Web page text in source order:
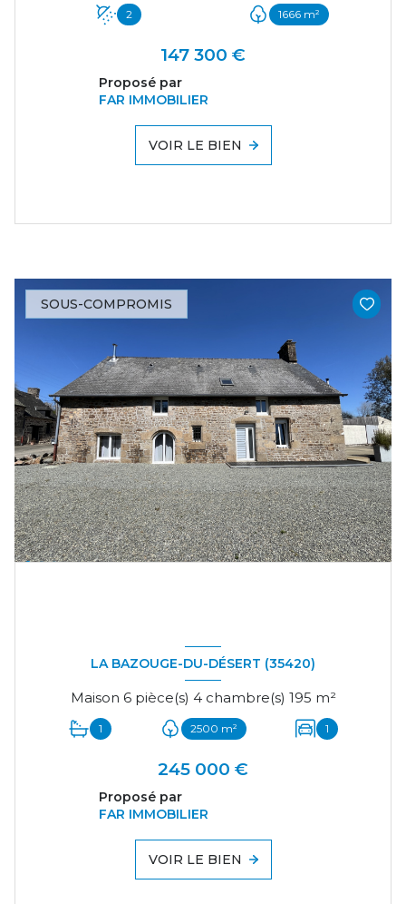
2 1666 m²
147 300 €
Proposé par
FAR IMMOBILIER
VOIR LE BIEN
SOUS-COMPROMIS
LA BAZOUGE-DU-DÉSERT (35420)
Maison 6 pièce(s) 4 chambre(s) 195 m²
1 2500 m² 1
245 000 €
Proposé par
FAR IMMOBILIER
VOIR LE BIEN